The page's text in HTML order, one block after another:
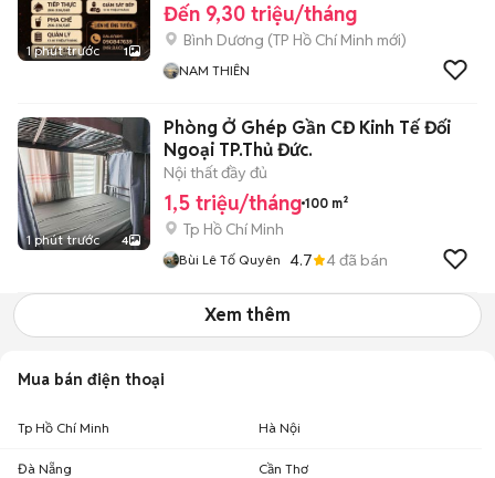
1 phút trước 1
Đến 9,30 triệu/tháng
Bình Dương (TP Hồ Chí Minh mới)
NAM THIÊN
1 phút trước 4
Phòng Ở Ghép Gần CĐ Kinh Tế Đối
Ngoại TP.Thủ Đức.
Nội thất đầy đủ
1,5 triệu/tháng 100 m²
Tp Hồ Chí Minh
Bùi Lê Tố Quyên 4.7 4đã bán
Xem thêm
Mua bán điện thoại
Tp Hồ Chí Minh Hà Nội
Đà Nẵng Cần Thơ